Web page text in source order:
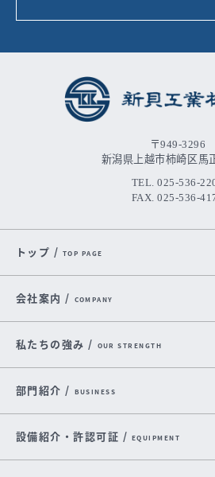
〒949-3296
新潟県上越市柿崎区馬
TEL. 025-536-
FAX. 025-536-
トップ / TOP PAGE
会社案内 / COMPANY
私たちの強み / OUR STRENGTH
部門紹介 / BUSINESS
設備紹介・許認可証 / EQUIPMENT